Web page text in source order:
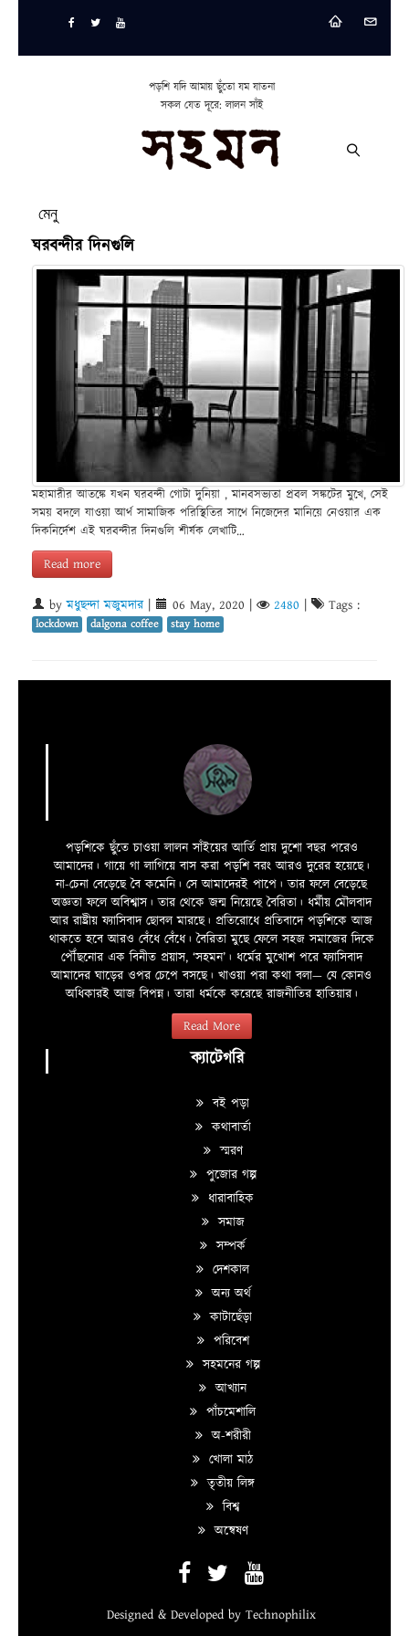
পড়শি যদি আমায় ছুঁতো যম যাতনা
সকল যেত দূরে: লালন সাঁই
মেনু
ঘরবন্দীর দিনগুলি
মহামারীর আতঙ্কে যখন ঘরবন্দী গোটা দুনিয়া , মানবসভ্যতা প্রবল সঙ্কটের মুখে, সেই
সময় বদলে যাওয়া আর্থ সামাজিক পরিস্থিতির সাথে নিজেদের মানিয়ে নেওয়ার এক
দিকনির্দেশ এই ঘরবন্দীর দিনগুলি শীর্ষক লেখাটি…
Read more
byমধুছন্দা মজুমদার| 06 May, 2020 2480 Tags :
lockdown dalgona coffee stay home
পড়শিকে ছুঁতে চাওয়া লালন সাঁইয়ের আর্তি প্রায় দুশো বছর পরেও
আমাদের। গায়ে গা লাগিয়ে বাস করা পড়শি বরং আরও দুরের হয়েছে।
না-চেনা বেড়েছে বৈ কমেনি। সে আমাদেরই পাপে। তার ফলে বেড়েছে
অজ্ঞতা ফলে অবিশ্বাস। তার থেকে জন্ম নিয়েছে বৈরিতা। ধর্মীয় মৌলবাদ
আর রাষ্ট্রীয় ফ্যাসিবাদ ছোবল মারছে। প্রতিরোধে প্রতিবাদে পড়শিকে আজ
থাকতে হবে আরও বেঁধে বেঁধে। বৈরিতা মুছে ফেলে সহজ সমাজের দিকে
পৌঁছনোর এক বিনীত প্রয়াস, ‘সহমন’। ধর্মের মুখোশ পরে ফ্যাসিবাদ
আমাদের ঘাড়ের ওপর চেপে বসছে। খাওয়া পরা কথা বলা—­­ যে কোনও
অধিকারই আজ বিপন্ন। তারা ধর্মকে করেছে রাজনীতির হাতিয়ার।
Read More
ক্যাটেগরি
বই পড়া
কথাবার্তা
স্মরণ
পুজোর গল্প
ধারাবাহিক
সমাজ
সম্পর্ক
দেশকাল
অন্য অর্থ
কাটাছেঁড়া
পরিবেশ
সহমনের গল্প
আখ্যান
পাঁচমেশালি
অ-শরীরী
খোলা মাঠ
তৃতীয় লিঙ্গ
বিশ্ব
অন্বেষণ
Designed & Developed by Technophilix